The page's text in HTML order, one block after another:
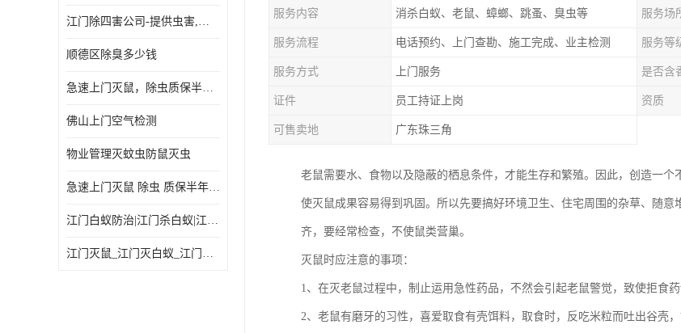
江门除四害公司-提供虫害,病毒等全面消杀服务
顺德区除臭多少钱
急速上门灭鼠，除虫质保半年，白蚁、跳蚤、臭虫、蟑螂、德国小镰
佛山上门空气检测
物业管理灭蚊虫防鼠灭虫
急速上门灭鼠 除虫 质保半年 白蚁 跳蚤 臭虫 蟑螂 德国小镰
江门白蚁防治|江门杀白蚁|江门杀虫灭鼠|江门灭白蚁|
江门灭鼠_江门灭白蚁_江门灭蟑螂
服务内容 消杀白蚁、老鼠、蟑螂、跳蚤、臭虫等 服务场
服务流程 电话预约、上门查勘、施工完成、业主检测 服务等
服务方式 上门服务 是否含
证件 员工持证上岗 资质
可售卖地 广东珠三角
老鼠需要水、食物以及隐蔽的栖息条件，才能生存和繁殖。因此，创造一
使灭鼠成果容易得到巩固。所以先要搞好环境卫生、住宅周围的杂草、随
齐，要经常检查，不使鼠类营巢。
灭鼠时应注意的事项：
1、在灭老鼠过程中，制止运用急性药品，不然会引起老鼠警觉，致使拒食药
2、老鼠有磨牙的习性，喜爱取食有壳饵料，取食时，反吃米粒而吐出谷壳